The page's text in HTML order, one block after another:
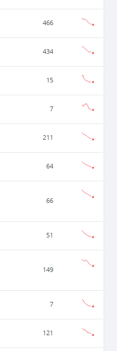
466
434
15
7
211
64
66
51
149
7
121